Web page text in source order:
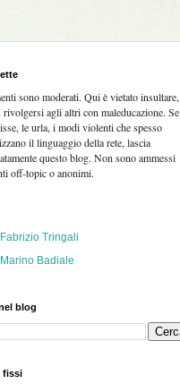
sono moderati. Qui è vietato insultare,
rivolgersi agli altri con maleducazione. Se
le urla, i modi violenti che spesso
il linguaggio della rete, lascia
questo blog. Non sono ammessi
off-topic o anonimi.
Fabrizio Tringali
Marino Badiale
blog
fissi